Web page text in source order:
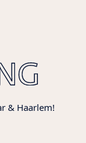
& Haarlem!